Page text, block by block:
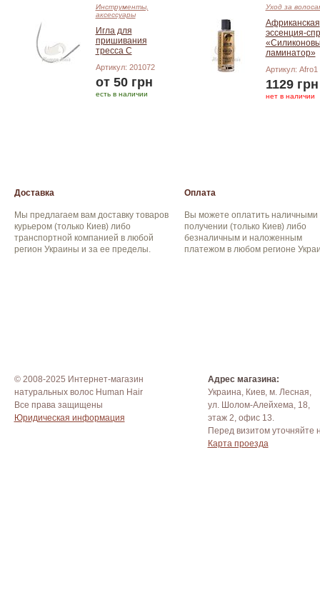
Инструменты,
аксессуары
Игла для
пришивания
тресса С
Артикул: 201072
от 50 грн
есть в наличии
Уход за
Африканская
эссенция-
ламинатор»
Артикул: Afro1
1129 грн
нет в наличии
Доставка
Мы предлагаем вам доставку товаров
курьером (только Киев) либо
транспортной компанией в любой
регион Украины и за ее пределы.
Оплата
Вы можете оплатить наличными
получении (только Киев) либо
безналичным и наложенным
платежом в любом регионе
© 2008-2025 Интернет-магазин
натуральных волос Human Hair
Все права защищены
Юридическая информация
Адрес магазина:
Украина, Киев, м. Лесная,
ул. Шолом-Алейхема, 18,
этаж 2, офис 13.
Перед визитом уточняйте
Карта проезда